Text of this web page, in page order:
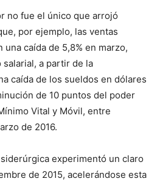
no fue el único que arrojó
por ejemplo, las ventas
caída de 5,8% en marzo,
a partir de la
caída de los sueldos en dólares
de 10 puntos del poder
Vital y Móvil, entre
de 2016.
experimentó un claro
de 2015, acelerándose esta